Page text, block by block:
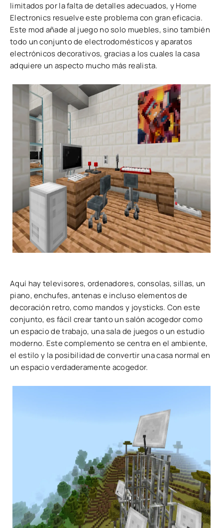
limitados por la falta de detalles adecuados, y Home
Electronics resuelve este problema con gran eficacia.
Este mod añade al juego no solo muebles, sino también
todo un conjunto de electrodomésticos y aparatos
electrónicos decorativos, gracias a los cuales la casa
adquiere un aspecto mucho más realista.
Aquí hay televisores, ordenadores, consolas, sillas, un
piano, enchufes, antenas e incluso elementos de
decoración retro, como mandos y joysticks. Con este
conjunto, es fácil crear tanto un salón acogedor como
un espacio de trabajo, una sala de juegos o un estudio
moderno. Este complemento se centra en el ambiente,
el estilo y la posibilidad de convertir una casa normal en
un espacio verdaderamente acogedor.